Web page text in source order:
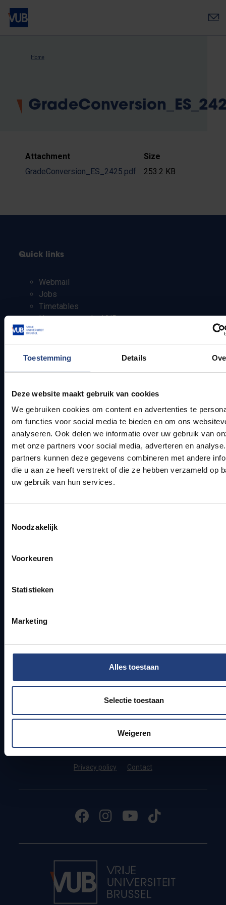
Toestemming Details
Deze website maakt gebruik van cookies
We gebruiken cookies om content en advertenties te
om functies voor social media te bieden en om ons
analyseren. Ook delen we informatie over uw gebruik van
met onze partners voor social media, adverteren en
partners kunnen deze gegevens combineren met andere
die u aan ze heeft verstrekt of die ze hebben verzameld op
uw gebruik van hun services.
Noodzakelijk
Voorkeuren
Statistieken
Marketing
Alles toestaan
Selectie toestaan
Weigeren
Skip
main
Breadcrumb
Home
Attachment
Size
GradeConversion_ES_2425.pdf
253.2 KB
Quick links
Webmail
Jobs
Timetables
How to get to the VUB campuses
Research groups
Campus facilities
Press
Students
Staff
PhD students
Teachers and secondary schools
Working students
International students
Security Campus in Etterbeek
Emergency number campus in Jette
education and social projects. Join us in this commitment.
Support our projects and co-invest in society.
Pleinlaan 2 - 1050 Brussel - Belgium
Privacy policy Contact